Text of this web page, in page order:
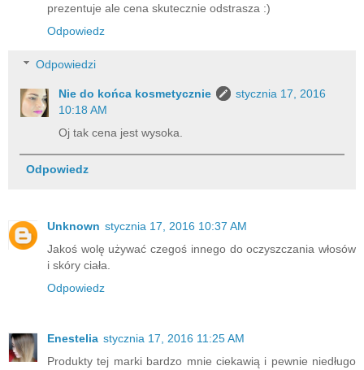
prezentuje ale cena skutecznie odstrasza :)
Odpowiedz
Odpowiedzi
Nie do końca kosmetycznie
stycznia 17, 2016
10:18 AM
Oj tak cena jest wysoka.
Odpowiedz
Unknown stycznia 17, 2016 10:37 AM
Jakoś wolę używać czegoś innego do oczyszczania włosów
i skóry ciała.
Odpowiedz
Enestelia stycznia 17, 2016 11:25 AM
Produkty tej marki bardzo mnie ciekawią i pewnie niedługo